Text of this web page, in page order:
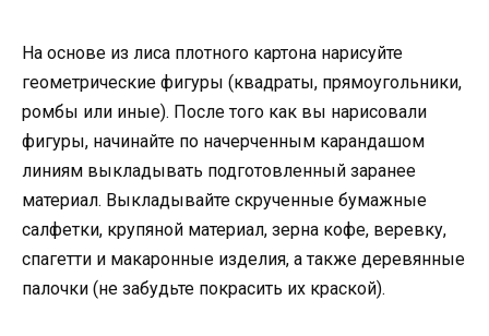
На основе из лиса плотного картона нарисуйте
геометрические фигуры (квадраты, прямоугольники,
ромбы или иные). После того как вы нарисовали
фигуры, начинайте по начерченным карандашом
линиям выкладывать подготовленный заранее
материал. Выкладывайте скрученные бумажные
салфетки, крупяной материал, зерна кофе, веревку,
спагетти и макаронные изделия, а также деревянные
палочки (не забудьте покрасить их краской).